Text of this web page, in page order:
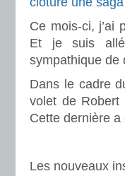
Ce mois-ci, j’ai
Et je suis
sympathique de
Dans le cadre
volet de Robert
Cette dernière
Les nouveaux